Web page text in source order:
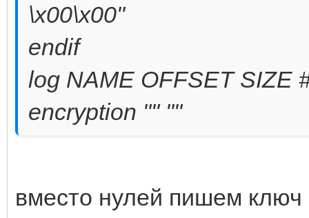
\x00\x00"
endif
log NAME OFFSET SIZE
encryption "" ""
вместо нулей пишем ключ